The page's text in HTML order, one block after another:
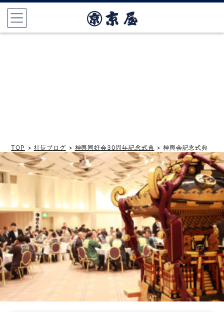
TOP > 社長ブログ > 神輿同好会30周年記念式典 > 神輿会記念式典